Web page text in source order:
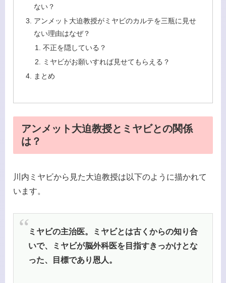
ない？
アンメット大迫教授がミヤビのカルテを三瓶に見せ
ない理由はなぜ？
不正を隠している？
ミヤビがお願いすれば見せてもらえる？
まとめ
アンメット大迫教授とミヤビとの関係
は？
川内ミヤビから見た大迫教授は以下のように描かれて
います。
ミヤビの主治医。ミヤビとは古くからの知り合
いで、ミヤビが脳外科医を目指すきっかけとな
った、目標であり恩人。